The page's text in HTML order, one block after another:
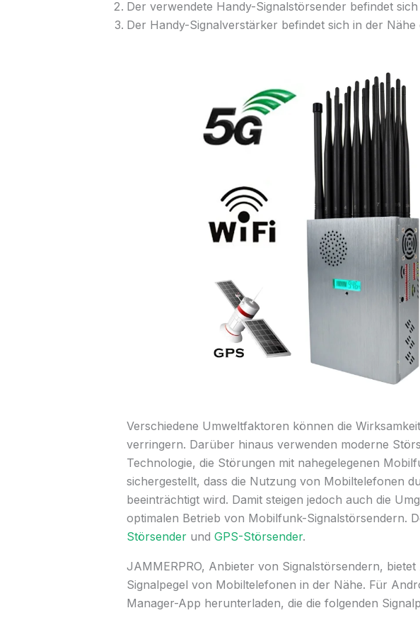
Der verwendete Handy-Signalstörsender befindet
Der Handy-Signalverstärker befindet sich in der Nähe
Verschiedene Umweltfaktoren können die
verringern. Darüber hinaus verwenden moderne
Technologie, die Störungen mit nahegelegenen
sichergestellt, dass die Nutzung von Mobiltelefonen
beeinträchtigt wird. Damit steigen jedoch auch die
optimalen Betrieb von Mobilfunk-Signalstörsendern.
Störsenderund GPS-Störsender.
JAMMERPRO, Anbieter von Signalstörsendern,
Signalpegel von Mobiltelefonen in der Nähe. Für
Manager-App herunterladen, die die folgenden